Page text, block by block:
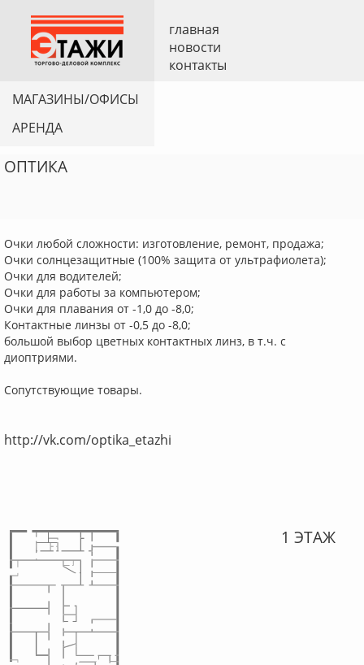
главная
новости
контакты
МАГАЗИНЫ/ОФИСЫ
АРЕНДА
ОПТИКА
Очки любой сложности: изготовление, ремонт, продажа;
Очки солнцезащитные (100% защита от ультрафиолета);
Очки для водителей;
Очки для работы за компьютером;
Очки для плавания от -1,0 до -8,0;
Контактные линзы от -0,5 до -8,0;
большой выбор цветных контактных линз, в т.ч. с
диоптриями.
Сопутствующие товары.
http://vk.com/optika_etazhi
1 ЭТАЖ